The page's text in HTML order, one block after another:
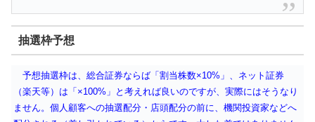
抽選枠予想
予想抽選枠は、総合証券ならば「割当株数×10%」、ネット証券
（楽天等）は「×100%」と考えれば良いのですが、実際にはそうなり
ません。個人顧客への抽選配分・店頭配分の前に、機関投資家などへ